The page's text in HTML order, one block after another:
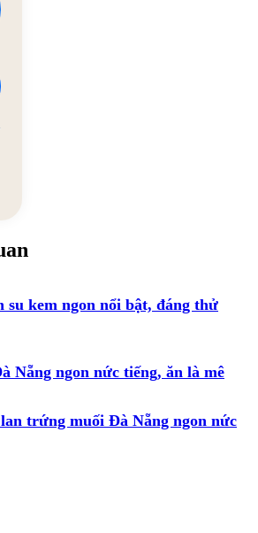
su kem ngon nổi bật, đáng thử
Nẵng ngon nức tiếng, ăn là mê
trứng muối Đà Nẵng ngon nức